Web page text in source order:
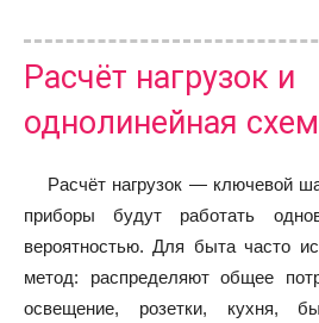
Расчёт нагрузок и
однолинейная
Расчёт нагрузок — ключевой
приборы будут работать
вероятностью. Для быта часто
метод: распределяют общее
освещение, розетки, кухня,